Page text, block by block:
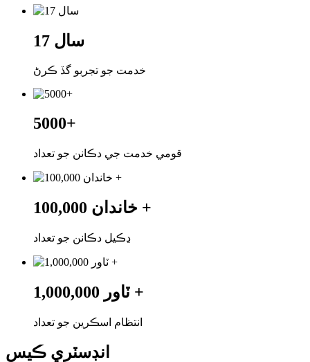
17 سال
خدمت جو تجربو گڏ ڪرڻ
5000+
قومي خدمت جي دڪانن جو تعداد
100,000 خاندان +
ڍڪيل دڪانن جو تعداد
1,000,000 ٽاور +
انتظام اسڪرين جو تعداد
انڊسٽري ڪيس